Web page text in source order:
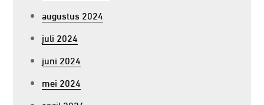
augustus 2024
juli 2024
juni 2024
mei 2024